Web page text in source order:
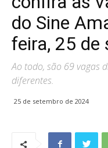
do Sine
feira, 25 de
Ao todo, são 69 vagas
diferentes.
25 de setembro de 2024